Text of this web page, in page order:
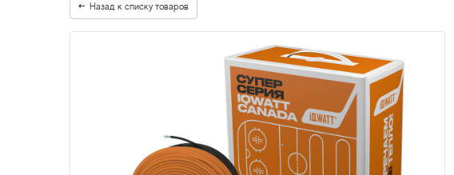
Назад к списку товаров